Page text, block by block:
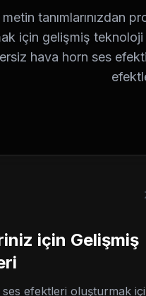
tanımlarınızdan
için gelişmiş teknoloji
hava horn ses
için Gelişmiş
efektleri oluşturmak